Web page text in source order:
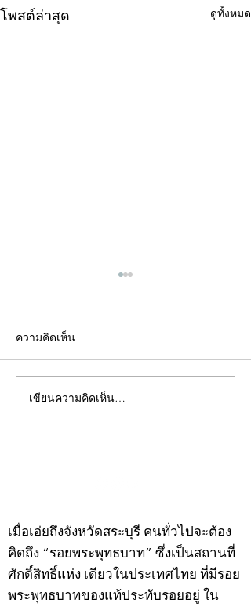
โพสต์ล่าสุด ดูทั้งหมด
คอลัมน์"จับชีพจรวงการ
พระ"ประจำพุธที่ 29
ความคิดเห็น
เขียนความคิดเห็น…
เมื่อเอ่ยถึงจังหวัดสระบุรี คนทั่วไปจะต้อง
คิดถึง “รอยพระพุทธบาท” ซึ่งเป็นสถานที่
ศักดิ์สิทธิ์แห่ง เดียวในประเทศไทย ที่มีรอย
พระพุทธบาทของแท้ประทับรอยอยู่ ใน